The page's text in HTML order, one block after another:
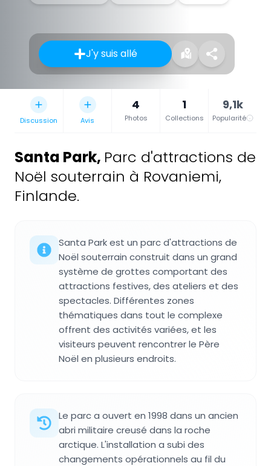
J'y suis allé
Discussion Avis
4
Photos
1
Collections
9,1k
Popularité
Santa Park, Parc d'attractions de
Noël souterrain à Rovaniemi,
Finlande.
Santa Park est un parc d'attractions de
Noël souterrain construit dans un grand
système de grottes comportant des
attractions festives, des ateliers et des
spectacles. Différentes zones
thématiques dans tout le complexe
offrent des activités variées, et les
visiteurs peuvent rencontrer le Père
Noël en plusieurs endroits.
Le parc a ouvert en 1998 dans un ancien
abri militaire creusé dans la roche
arctique. L'installation a subi des
changements opérationnels au fil du